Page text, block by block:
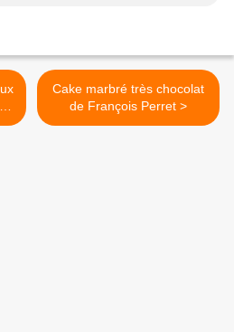
Cake marbré très chocolat
de François Perret >